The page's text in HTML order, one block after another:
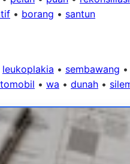
• borang • santun
leukoplakia • sembawang •
• wa • dunah •